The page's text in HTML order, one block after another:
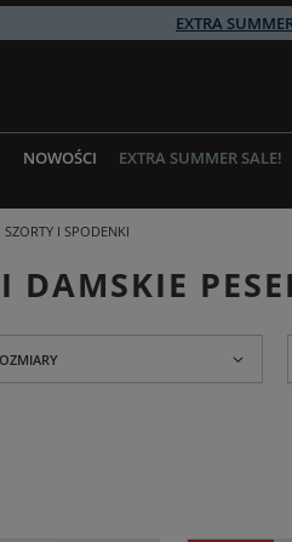
EXTRA
NOWOŚCI
EXTRA SUMMER SALE!
SZORTY I SPODENKI
DAMSKIE